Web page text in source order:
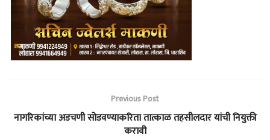
Previous Post
नागरिकांच्या अडचणी सोडवण्याकरिता तात्काळ तहसीलदार यांची नियुक्ती
करावी